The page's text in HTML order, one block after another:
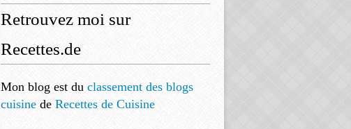
Retrouvez moi sur
Recettes.de
Mon blog est du classement des blogs
cuisine de Recettes de Cuisine